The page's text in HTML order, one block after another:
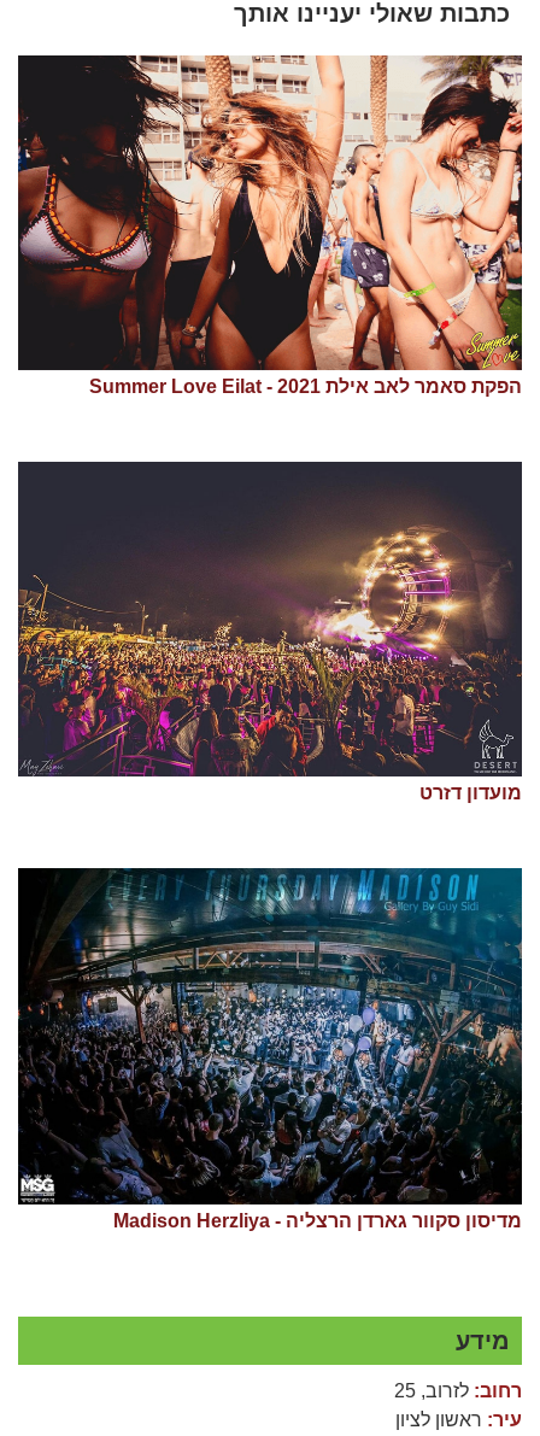
כתבות שאולי יעניינו אותך
הפקת סאמר לאב אילת 2021 - Summer Love Eilat
מועדון דזרט
מדיסון סקוור גארדן הרצליה - Madison Herzliya
מידע
רחוב: לזרוב, 25
עיר: ראשון לציון